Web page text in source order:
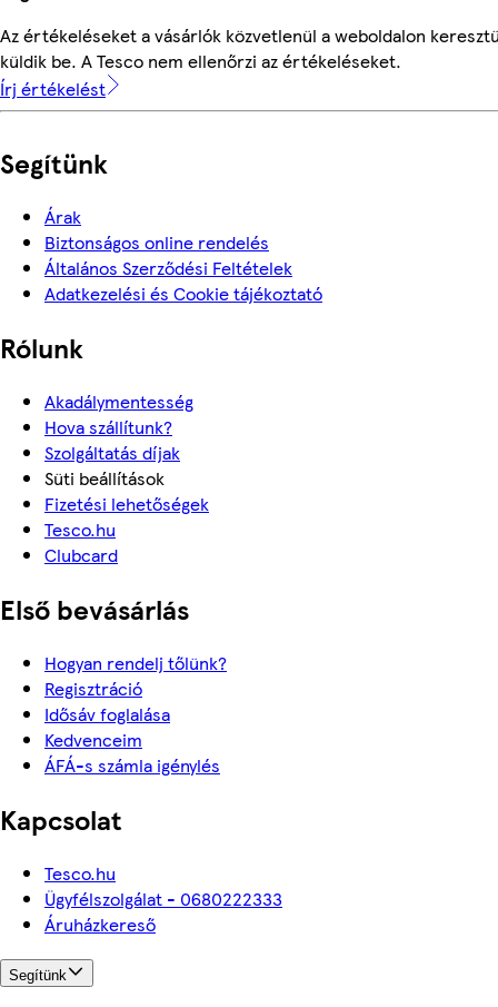
Az értékeléseket a vásárlók közvetlenül a weboldalon
küldik be. A Tesco nem ellenőrzi az értékeléseket.
Írj értékelést
Segítünk
Árak
Biztonságos online rendelés
Általános Szerződési Feltételek
Adatkezelési és Cookie tájékoztató
Rólunk
Akadálymentesség
Hova szállítunk?
Szolgáltatás díjak
Süti beállítások
Fizetési lehetőségek
Tesco.hu
Clubcard
Első bevásárlás
Hogyan rendelj tőlünk?
Regisztráció
Idősáv foglalása
Kedvenceim
ÁFÁ-s számla igénylés
Kapcsolat
Tesco.hu
Ügyfélszolgálat - 0680222333
Áruházkereső
Segítünk